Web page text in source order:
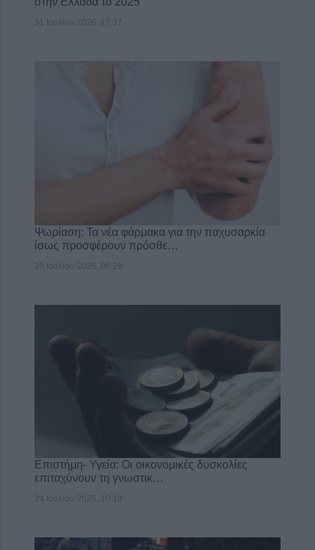
31 Ιουλίου 2026, 17:37
Ψωρίαση: Τα νέα φάρμακα για την παχυσαρκία
ίσως προσφέρουν πρόσθε…
25 Ιουλίου 2026, 08:29
Επιστήμη- Υγεία: Οι οικονομικές δυσκολίες
επιταχύνουν τη γνωστικ…
24 Ιουλίου 2026, 10:19